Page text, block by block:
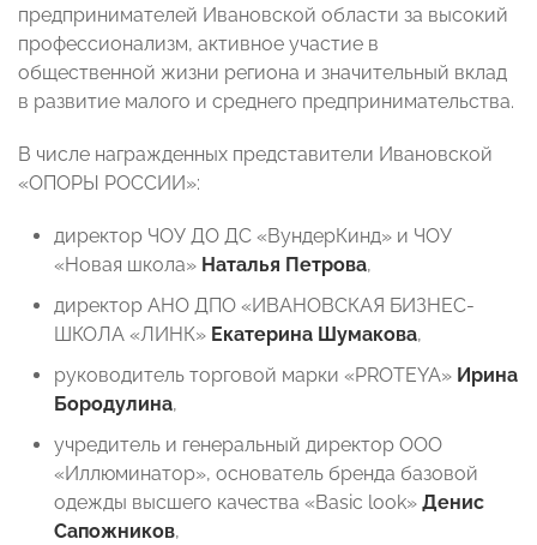
предпринимателей Ивановской области за высокий
профессионализм, активное участие в
общественной жизни региона и значительный вклад
в развитие малого и среднего предпринимательства.
В числе награжденных представители Ивановской
«ОПОРЫ РОССИИ»:
директор ЧОУ ДО ДС «ВундерКинд» и ЧОУ
«Новая школа» Наталья Петрова,
директор АНО ДПО «ИВАНОВСКАЯ БИЗНЕС-
ШКОЛА «ЛИНК» Екатерина Шумакова,
руководитель торговой марки «PROTEYA» Ирина
Бородулина,
учредитель и генеральный директор ООО
«Иллюминатор», основатель бренда базовой
одежды высшего качества «Basic look» Денис
Сапожников,